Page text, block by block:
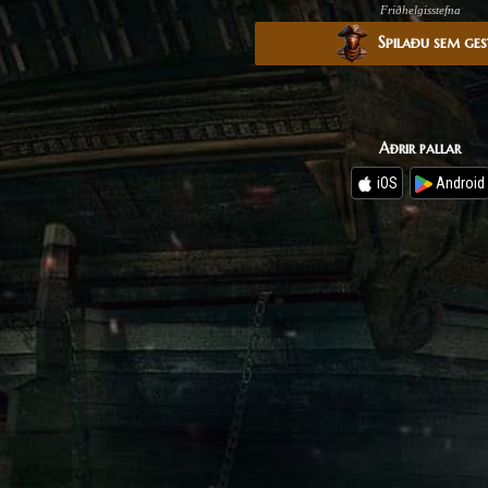
Friðhelgisstefna
Spilaðu sem
Aðrir pallar
iOS Android